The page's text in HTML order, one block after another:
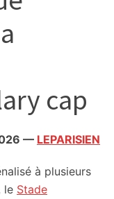
cap
— LEPARISIEN
à plusieurs
le Stade